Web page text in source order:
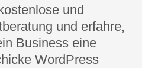
und
und erfahre,
Business eine
WordPress